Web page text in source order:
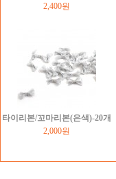
2,400원
타이리본/꼬마리본(은색)-20개
2,000원